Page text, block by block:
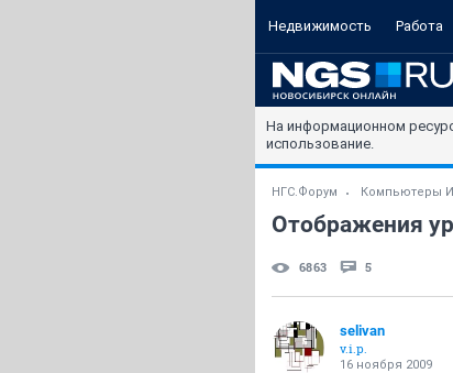
Недвижимость Работа
На информационном
использование.
НГС.Форум Компьютеры
Отображения
6863 5
selivan
v.i.p.
16 ноября 2009